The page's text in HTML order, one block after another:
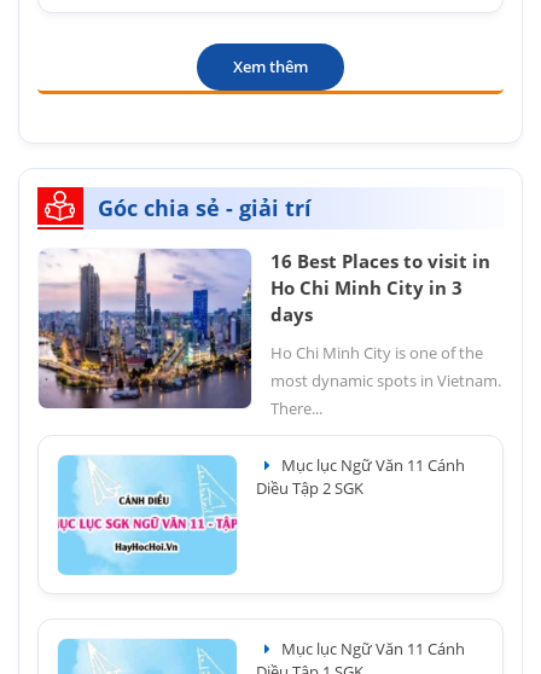
Xem thêm
Góc chia sẻ - giải trí
16 Best Places to visit in
Ho Chi Minh City in 3
days
Ho Chi Minh City is one of the
most dynamic spots in Vietnam.
There...
Mục lục Ngữ Văn 11 Cánh
Diều Tập 2 SGK
Mục lục Ngữ Văn 11 Cánh